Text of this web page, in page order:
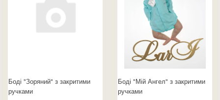
Боді "Зоряний" з закритими
ручками
Боді "Мій Ангел" з закритими
ручками